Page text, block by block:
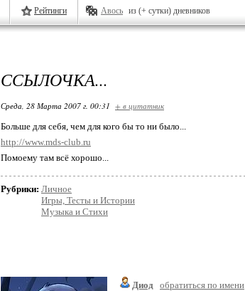
Рейтинги Авось из (+ сутки) дневников
ССЫЛОЧКА...
Среда, 28 Марта 2007 г. 00:31 + в цитатник
Больше для себя, чем для кого бы то ни было...
http://www.mds-club.ru
Помоему там всё хорошо...
Рубрики: Личное
Игры, Тесты и Истории
Музыка и Стихи
Диод обратиться по имени